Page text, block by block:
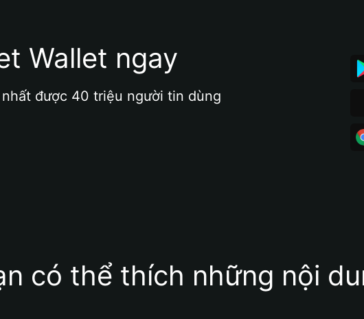
Wallet ngay
được 40 triệu người tin dùng
có thể thích những nội